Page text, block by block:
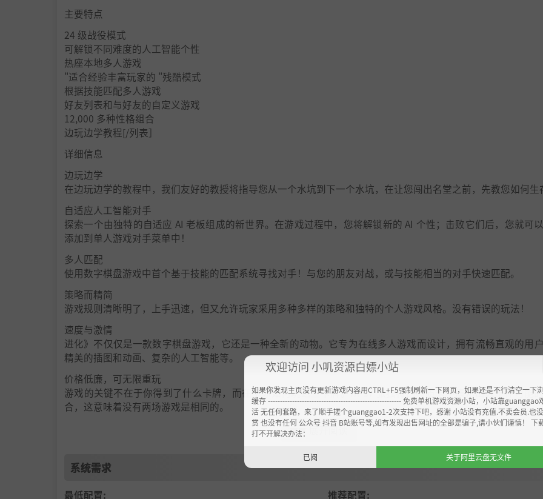
主要特点
24 级战役模式
可解锁不同难度的人工智能个性
热座本地多人游戏
"适合经验丰富玩家的 "残酷模式
根据技能匹配多人游戏
好友列表和与好友的自定义游戏
12,000 多种性格组合
边玩边学教程[/列表］
详细信息
边玩边学
在边玩边学的教程中，我们友好的教授将指导您从一个水坑到下一个水坑，在让您闯出名堂之前，先教您如何生
自适应人工智能对手
探索一个由独特的自适应 AI 老板组成的新世界。在游戏过程中，您将解锁新的 AI 个性；击败它们后，您就可
添加到单人游戏对手菜单中！
多人匹配
使用数字棋盘游戏中首个基于技能的匹配系统寻找对手！与您的朋友对战，或与技能相当的对手快速匹配。
策略而精简
游戏规则清晰明了，上手迅速，但又允许玩家采用多种多样的策略和独特的个人游戏风格。没有错误的玩法！
速度与激情
进化》不仅仅是一款数字棋盘游戏，它还是一种全新的动物。它专为在线多人游戏而设计，拥有流畅直观的用
精美的插图和动画、复杂的人工智能等。
价格低廉，可无限重玩
游戏的关键不在于你得到了什么卡牌，而在于你如何玩这些卡牌。从 17 张独特的特质卡中演化出数千种可能
合，这意味着没有两场游戏是相同的。
无论您的朋友对平台有什么看法，《进化》都能让您在 iOS、Android 和 PC 上畅所欲言。
▼▼展开阅读
系统需求
最低配置:
推荐配置:
欢迎访问 小叽资源白嫖小站
如果你发现主页没有更新游戏内容用CTRL+F5强制刷新一下网页，如果还是不行清空一下
缓存 ------------------------------------------------------- 免费单机游戏资源小站，小站靠guanggao
活 无任何套路，来了顺手搓个guanggao1-2次支持下吧，感谢 小站没有充值.不卖会员.也
赏 也没有任何 公众号 抖音 B站账号等,如有发现出售网址的全部是骗子,请小伙们谨慎！ 下
打不开解决办法：
已阅 关于阿里云盘无文件